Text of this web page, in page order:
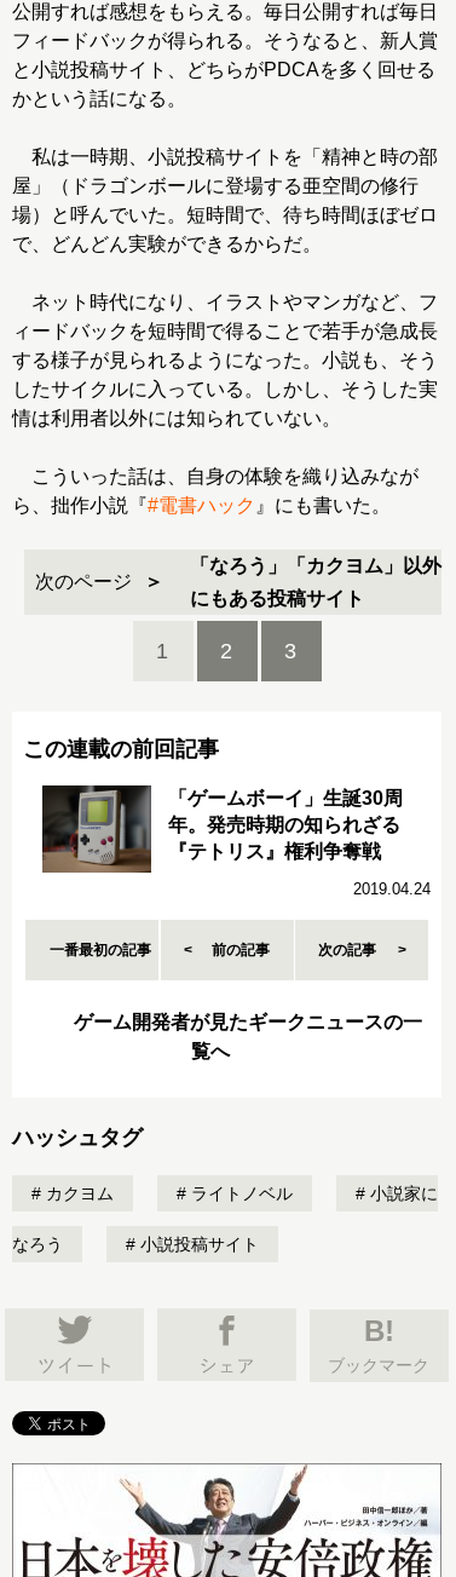
公開すれば感想をもらえる。毎日公開すれば毎日
フィードバックが得られる。そうなると、新人賞
と小説投稿サイト、どちらがPDCAを多く回せる
かという話になる。
私は一時期、小説投稿サイトを「精神と時の部
屋」（ドラゴンボールに登場する亜空間の修行
場）と呼んでいた。短時間で、待ち時間ほぼゼロ
で、どんどん実験ができるからだ。
ネット時代になり、イラストやマンガなど、フ
ィードバックを短時間で得ることで若手が急成長
する様子が見られるようになった。小説も、そう
したサイクルに入っている。しかし、そうした実
情は利用者以外には知られていない。
こういった話は、自身の体験を織り込みなが
ら、拙作小説『#電書ハック 』にも書いた。
次のページ
「なろう」「カクヨム」以外
にもある投稿サイト
1 2 3
この連載の前回記事
「ゲームボーイ」生誕30周
年。発売時期の知られざる
『テトリス』権利争奪戦
2019.04.24
一番最初の記事 前の記事 次の記事
ゲーム開発者が見たギークニュースの一
覧へ
ハッシュタグ
カクヨム ライトノベル 小説家に
なろう 小説投稿サイト
B!
ブックマーク